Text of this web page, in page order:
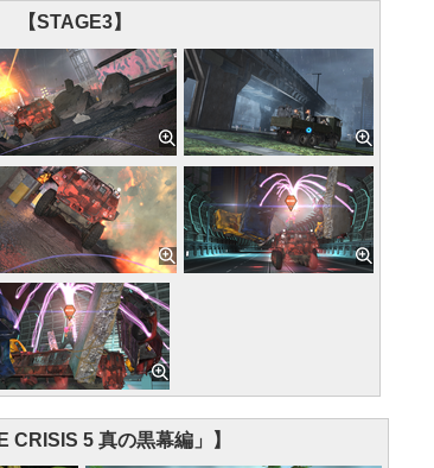
【STAGE3】
CRISIS 5 真の黒幕編」】